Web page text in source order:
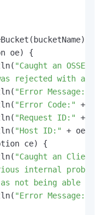
oe) {
"Caught an
rejected with an
"Error Message:"
"Error Code:"
+
"Request ID:"
+
"Host ID:"
+
ce) {
"Caught an
internal problem
as not being able to
"Error Message:"